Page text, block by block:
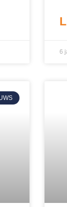
6